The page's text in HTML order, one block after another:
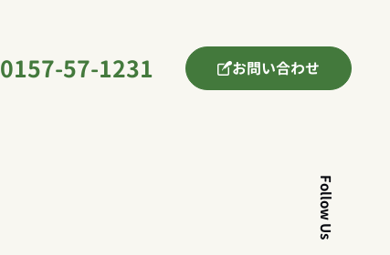
Follow Us
0157-57-1231 お問い合わせ